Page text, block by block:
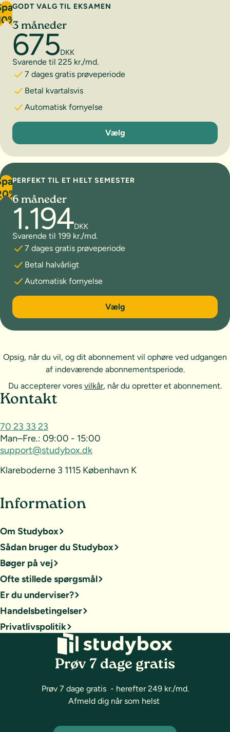
GODT VALG TIL EKSAMEN
3 måneder
675DKK
Svarende til 225 kr./md.
7 dages gratis prøveperiode
Betal kvartalsvis
Automatisk fornyelse
3 måneder
Vælg
PERFEKT TIL ET HELT SEMESTER
6 måneder
1.194DKK
Svarende til 199 kr./md.
7 dages gratis prøveperiode
Betal halvårligt
Automatisk fornyelse
6 måneder
Vælg
Opsig, når du vil, og dit abonnement vil ophøre ved udgangen
af indeværende abonnementsperiode.
Du accepterer vores vilkår, når du opretter et abonnement.
Sideoversigt og kontakt
Kontakt
70 23 33 23
Man–Fre.: 09:00 - 15:00
support@studybox.dk
Klareboderne 3 1115 København K
Information
Om Studybox
Sådan bruger du Studybox
Bøger på vej
Ofte stillede spørgsmål
Er du underviser?
Handelsbetingelser
Privatlivspolitik
Prøv 7 dage gratis
Prøv 7 dage gratis - herefter 249 kr./md.
Afmeld dig når som helst